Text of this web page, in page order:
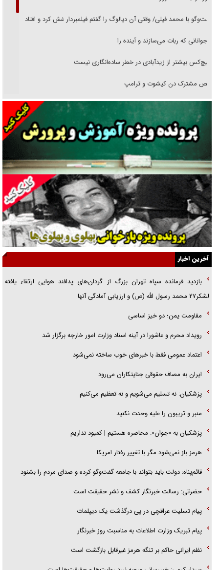
گفت‌وگو با محمد فیلی/ وقتی آن دیالوگ را گفتم فیلمبردار غش کرد و افتاد
نوجوانانی که ربات می‌سازند و آینده را
هیچ‌کس بیشتر از زیدآبادی در خطر ساده‌انگاری نیست
رقص مشترک دن کیشوت و ترامپ
دنده دولت به واگذاری مسئله‌دار ایران‌خودرو/ خصوصی‌سازی یا انحصار؟
غریزه‌ی بقا و آقای باقی و رفقا
جراحی‌های زیبایی با مدرک فوق‌دیپلم! + گفت‌وگو با متهم
گفت‌وگو با همسر یکی از شهدای جنگ رمضان/ پیکر بی‌سر شهید را از
انگشت‌های پا شناسایی کردیم
نسلی که آنلاین الگو می‌گیرد
گفت‌وگو با آیت‌الله جاودان/ جفای مخالفان مکانت معنوی رهبر شهید را
ارتقا می‌داد
راننده مست به قانون می‌خندد
همه آقای دوربینی شده‌ایم!
آخرین اخبار
بازدید فرمانده سپاه تهران بزرگ از گردان‌های پدافند هوایی ارتقاء یافته
لشکر۲۷ محمد رسول الله (ص) و ارزیابی آمادگی آنها
مقاومت یمن؛ دو خیز اساسی
رویداد محرم و عاشورا در آینه اسناد وزارت امور خارجه برگزار شد
اعتماد عمومی فقط با خبرهای خوب ساخته نمی‌شود
ایران به مصاف حقوقی جنایتکاران می‌رود
پزشکیان: نه تسلیم می‌شویم و نه تعظیم می‌کنیم
منبر و تریبون را علیه وحدت نکنید
پزشکیان به «جوان»: محاصره هستیم | کمبود نداریم
هرمز باز نمی‌شود مگر با تغییر رفتار امریکا
قائم‌پناه: دولت باید بتواند با جامعه گفت‌و‌گو کرده و صدای مردم را بشنود
حضرتی: رسالت خبرنگار کشف و نشر حقیقت است
پیام تسلیت عراقچی در پی درگذشت یک دیپلمات
پیام تبریک وزارت اطلاعات به مناسبت روز خبرنگار
نظم ایرانی حاکم بر تنگه هرمز غیرقابل بازگشت است